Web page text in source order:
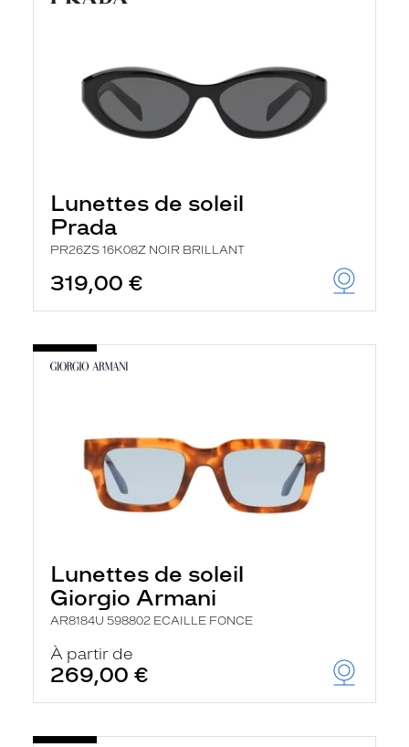
Lunettes de soleil
Prada
PR26ZS 16K08Z NOIR BRILLANT
319,00 €
Lunettes de soleil
Giorgio Armani
AR8184U 598802 ECAILLE FONCE
À partir de
269,00 €